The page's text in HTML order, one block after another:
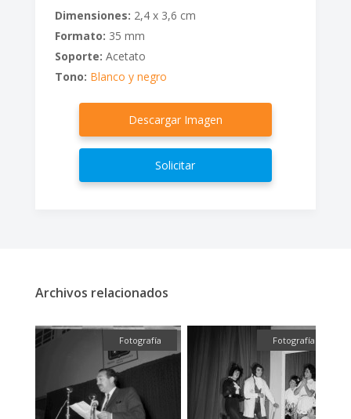
Dimensiones: 2,4 x 3,6 cm
Formato: 35 mm
Soporte: Acetato
Tono: Blanco y negro
Descargar Imagen
Solicitar
Archivos relacionados
Fotografía Fotografía